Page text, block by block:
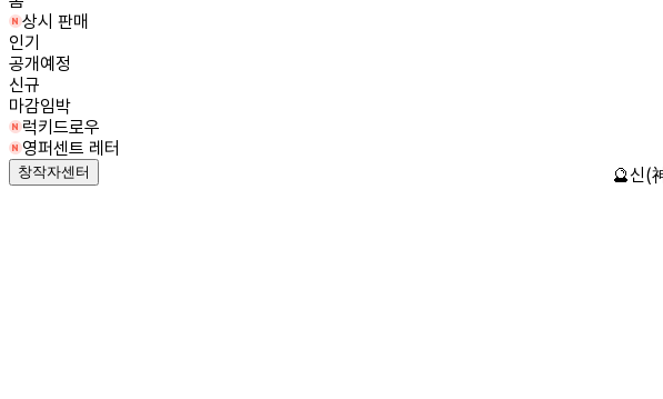
상시 판매
인기
공개예정
신규
마감임박
럭키드로우
영퍼센트 레터
창작자센터 🔮신(